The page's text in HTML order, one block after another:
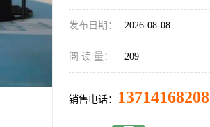
发布日期： 2026-08-08
阅 读 量： 209
销售电话： 13714168208